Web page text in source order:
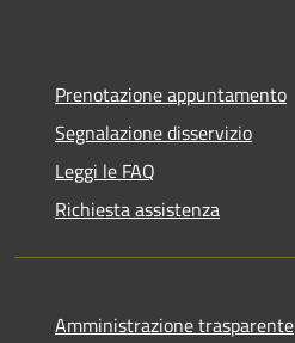
Prenotazione appuntamento
Segnalazione disservizio
Leggi le FAQ
Richiesta assistenza
Amministrazione trasparente